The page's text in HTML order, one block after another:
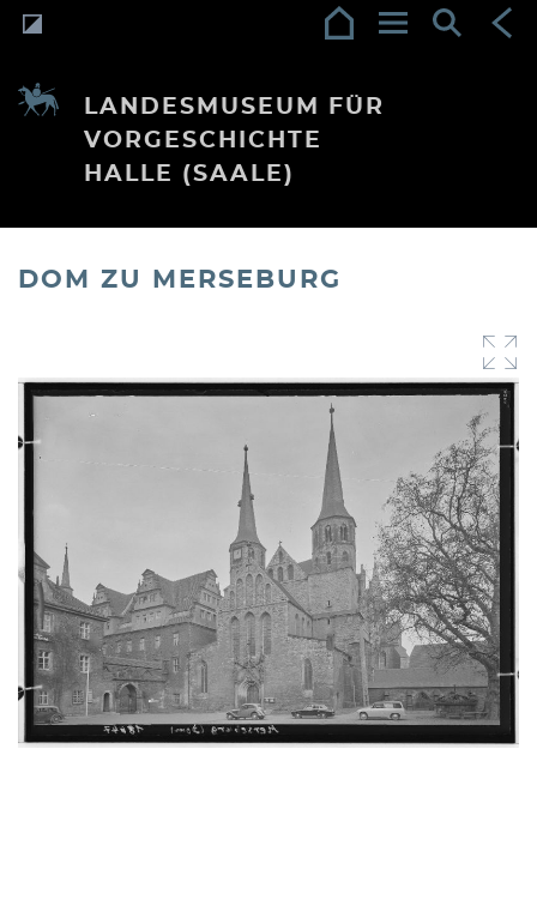
LANDESMUSEUM FÜR
VORGESCHICHTE
HALLE (SAALE)
DOM ZU MERSEBURG